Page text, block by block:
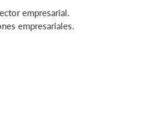
empresarial.
empresariales.